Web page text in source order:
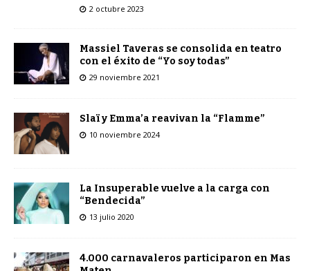
2 octubre 2023
Massiel Taveras se consolida en teatro
con el éxito de “Yo soy todas”
29 noviembre 2021
Slaï y Emma’a reavivan la “Flamme”
10 noviembre 2024
La Insuperable vuelve a la carga con
“Bendecida”
13 julio 2020
4.000 carnavaleros participaron en Mas